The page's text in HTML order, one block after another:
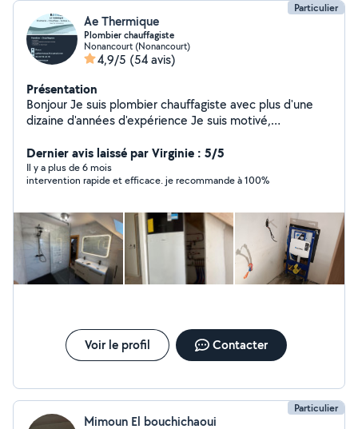
Particulier
Ae Thermique
Plombier chauffagiste
Nonancourt (Nonancourt)
4,9/5 (54 avis)
Présentation
Bonjour Je suis plombier chauffagiste avec plus d'une
dizaine d'années d'expérience Je suis motivé,
installation chaudière, Installation climatisation, pompe à
chaleur, installation ballon d'eau chaude. Pour toute
demande de devis et intervention n'hésitez pas a
Dernier avis laissé par Virginie : 5/5
Il y a plus de 6 mois
intervention rapide et efficace. je recommande à 100%
Voir le profil Contacter
Particulier
Mimoun El bouchichaoui